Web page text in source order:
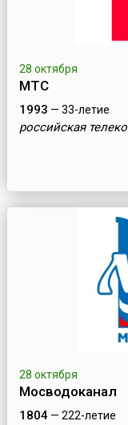
28 октября
МТС
1993 — 33-летие
российская
28 октября
Мосводоканал
1804— 222-летие